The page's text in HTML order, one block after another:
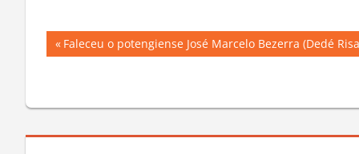
Navegação
Post
Previous
Faleceu o potengiense José Marcelo Bezerra (Dedé